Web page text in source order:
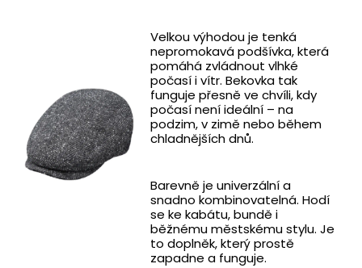
Velkou výhodou je tenká
nepromokavá podšívka, která
pomáhá zvládnout vlhké
počasí i vítr. Bekovka tak
funguje přesně ve chvíli, kdy
počasí není ideální – na
podzim, v zimě nebo během
chladnějších dnů.
Barevně je univerzální a
snadno kombinovatelná. Hodí
se ke kabátu, bundě i
běžnému městskému stylu. Je
to doplněk, který prostě
zapadne a funguje.